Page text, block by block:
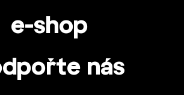
e-shop
nás